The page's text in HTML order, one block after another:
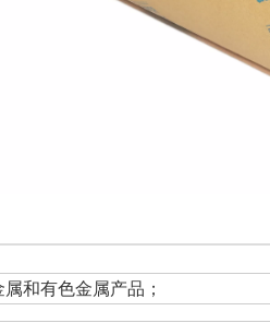
和有色金属产品；